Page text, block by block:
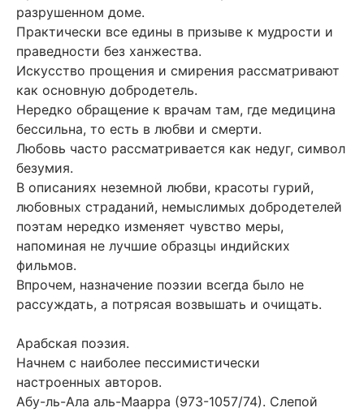
разрушенном доме.
Практически все едины в призыве к мудрости и
праведности без ханжества.
Искусство прощения и смирения рассматривают
как основную добродетель.
Нередко обращение к врачам там, где медицина
бессильна, то есть в любви и смерти.
Любовь часто рассматривается как недуг, символ
безумия.
В описаниях неземной любви, красоты гурий,
любовных страданий, немыслимых добродетелей
поэтам нередко изменяет чувство меры,
напоминая не лучшие образцы индийских
фильмов.
Впрочем, назначение поэзии всегда было не
рассуждать, а потрясая возвышать и очищать.
Арабская поэзия.
Начнем с наиболее пессимистически
настроенных авторов.
Абу-ль-Ала аль-Маарра (973-1057/74). Слепой